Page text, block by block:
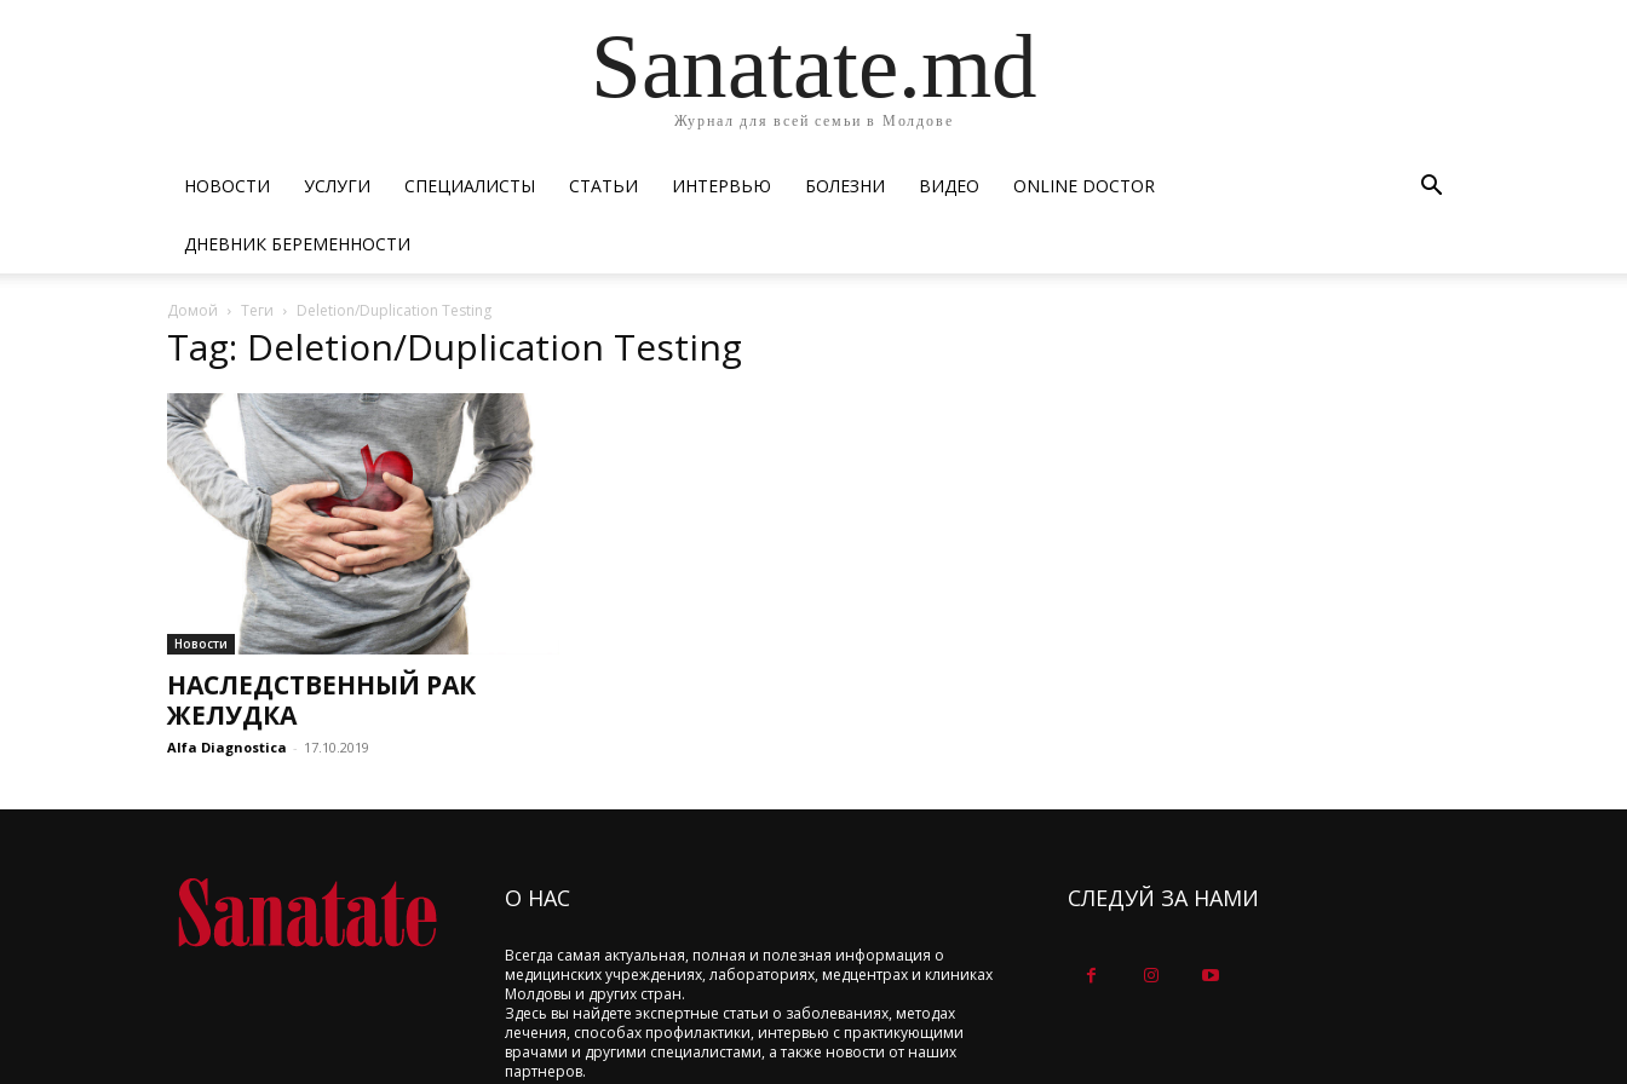
Sanatate.md
Журнал для всей семьи в Молдове
НОВОСТИ УСЛУГИ СПЕЦИАЛИСТЫ СТАТЬИ ИНТЕРВЬЮ БОЛЕЗНИ ВИДЕО ОNLINE DOCTOR
ДНЕВНИК БЕРЕМЕННОСТИ
Домой Теги Deletion/Duplication Testing
Tag: Deletion/Duplication Testing
Новости
НАСЛЕДСТВЕННЫЙ РАК
ЖЕЛУДКА
Alfa Diagnostica - 17.10.2019
О НАС
Всегда самая актуальная, полная и полезная информация о
медицинских учреждениях, лабораториях, медцентрах и клиниках
Молдовы и других стран.
Здесь вы найдете экспертные статьи о заболеваниях, методах
лечения, способах профилактики, интервью с практикующими
врачами и другими специалистами, а также новости от наших
партнеров.
СЛЕДУЙ ЗА НАМИ